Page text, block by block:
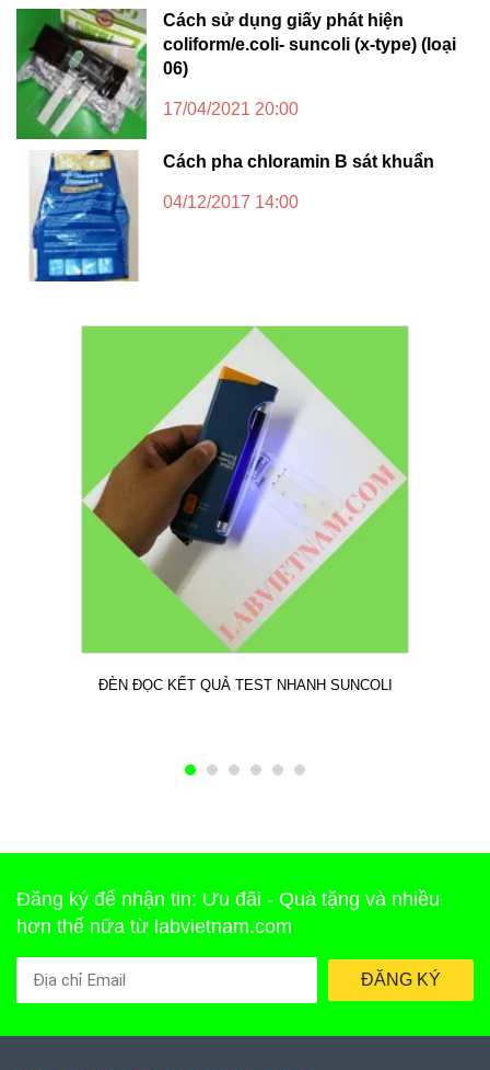
Cách sử dụng giấy phát hiện
coliform/e.coli- suncoli (x-type) (loại
06)
17/04/2021 20:00
Cách pha chloramin B sát khuẩn
04/12/2017 14:00
ĐÈN ĐỌC KẾT QUẢ TEST NHANH SUNCOLI
Đăng ký để nhận tin: Ưu đãi - Quà tặng và nhiều
hơn thế nữa từ labvietnam.com
ĐĂNG KÝ